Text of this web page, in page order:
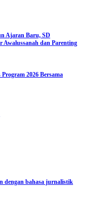
Ajaran Baru, SD
Awalussanah dan Parenting
2026 Bersama
dengan bahasa jurnalistik